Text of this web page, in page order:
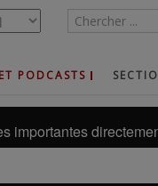
PODCASTS
importantes